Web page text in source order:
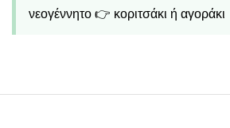
νεογέννητο 👉 κοριτσάκι ή αγοράκι